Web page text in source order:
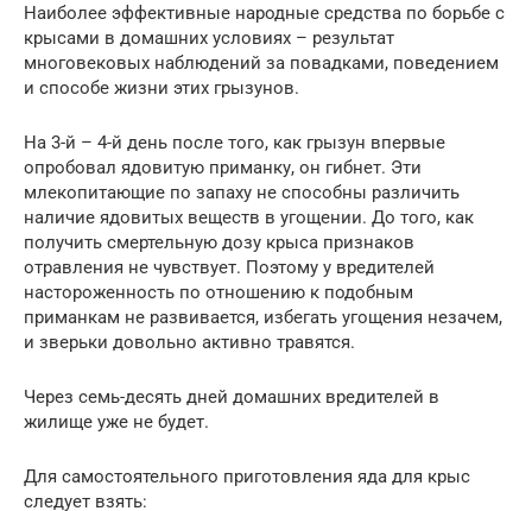
Наиболее эффективные народные средства по борьбе с
крысами в домашних условиях – результат
многовековых наблюдений за повадками, поведением
и способе жизни этих грызунов.
На 3-й – 4-й день после того, как грызун впервые
опробовал ядовитую приманку, он гибнет. Эти
млекопитающие по запаху не способны различить
наличие ядовитых веществ в угощении. До того, как
получить смертельную дозу крыса признаков
отравления не чувствует. Поэтому у вредителей
настороженность по отношению к подобным
приманкам не развивается, избегать угощения незачем,
и зверьки довольно активно травятся.
Через семь-десять дней домашних вредителей в
жилище уже не будет.
Для самостоятельного приготовления яда для крыс
следует взять: